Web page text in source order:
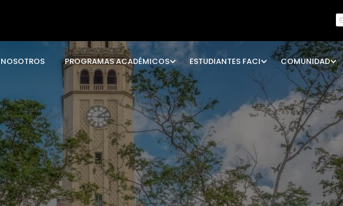
PROGRAMAS ACADÉMICOS ESTUDIANTES FACI COMUNIDAD